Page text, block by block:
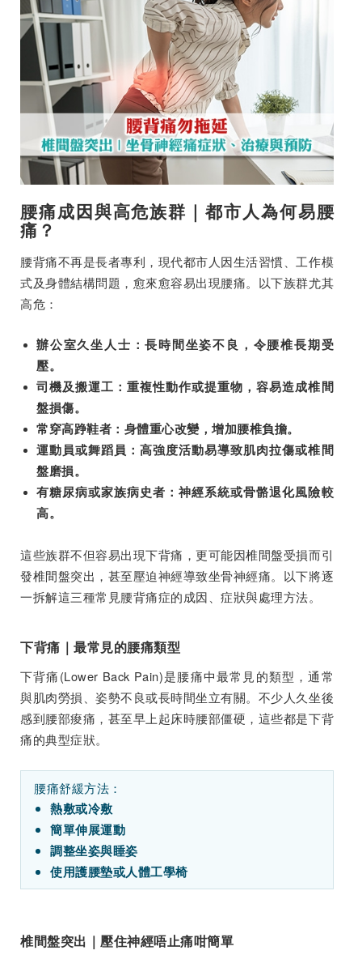
腰痛成因與高危族群｜都市人為何易腰
痛？
腰背痛不再是長者專利，現代都市人因生活習慣、工作模
式及身體結構問題，愈來愈容易出現腰痛。以下族群尤其
高危：
辦公室久坐人士：長時間坐姿不良，令腰椎長期受
壓。
司機及搬運工：重複性動作或提重物，容易造成椎間
盤損傷。
常穿高踭鞋者：身體重心改變，增加腰椎負擔。
運動員或舞蹈員：高強度活動易導致肌肉拉傷或椎間
盤磨損。
有糖尿病或家族病史者：神經系統或骨骼退化風險較
高。
這些族群不但容易出現下背痛，更可能因椎間盤受損而引
發椎間盤突出，甚至壓迫神經導致坐骨神經痛。以下將逐
一拆解這三種常見腰背痛症的成因、症狀與處理方法。
下背痛｜最常見的腰痛類型
下背痛(Lower Back Pain)是腰痛中最常見的類型，通常
與肌肉勞損、姿勢不良或長時間坐立有關。不少人久坐後
感到腰部痠痛，甚至早上起床時腰部僵硬，這些都是下背
痛的典型症狀。
腰痛舒緩方法：
熱敷或冷敷
簡單伸展運動
調整坐姿與睡姿
使用護腰墊或人體工學椅
椎間盤突出｜壓住神經唔止痛咁簡單